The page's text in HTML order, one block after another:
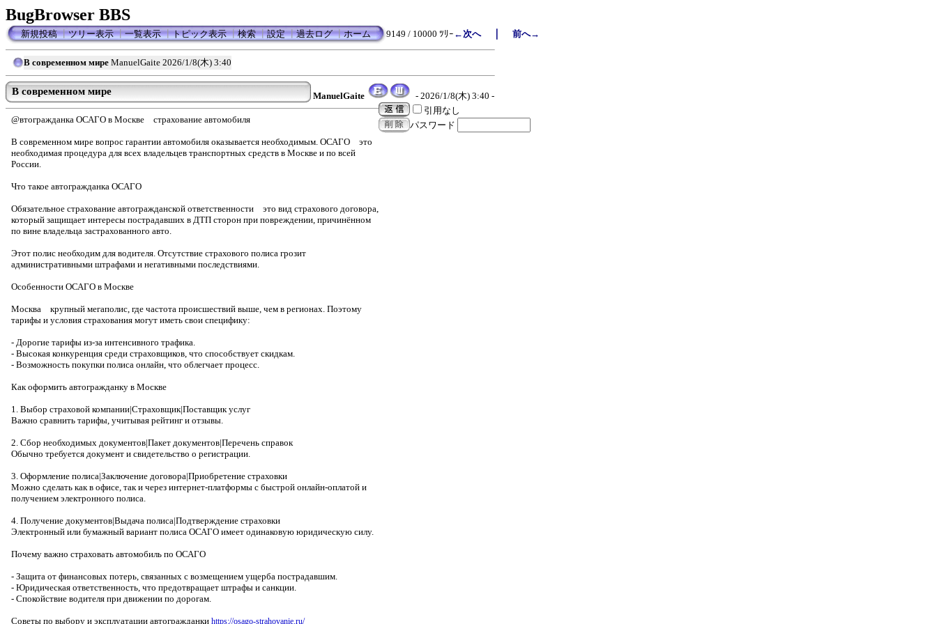
BugBrowser BBS
新規投稿┃ツリー表示┃一覧表示┃トピック表示┃検索┃設定┃過去ログ┃ホーム 9149 / 10000 ﾂﾘｰ ←次へ｜ 前へ→
B современном мире ManuelGaite 2026/1/8(木) 3:40
B современном мире ManuelGaite
- 2026/1/8(木) 3:40 -
引用なし
パスワード
@втогражданка ОСАГО в Москве страхование автомобиля
В современном мире вопрос гарантии автомобиля оказывается необходимым. ОСАГО это
необходимая процедура для всех владельцев транспортных средств в Москве и по всей
России.
Что такое автогражданка ОСАГО
Обязательное страхование автогражданской ответственности это вид страхового договора,
который защищает интересы пострадавших в ДТП сторон при повреждении, причинённом
по вине владельца застрахованного авто.
Этот полис необходим для водителя. Отсутствие страхового полиса грозит
административными штрафами и негативными последствиями.
Особенности ОСАГО в Москве
Москва крупный мегаполис, где частота происшествий выше, чем в регионах. Поэтому
тарифы и условия страхования могут иметь свои специфику:
- Дорогие тарифы из-за интенсивного трафика.
- Высокая конкуренция среди страховщиков, что способствует скидкам.
- Возможность покупки полиса онлайн, что облегчает процесс.
Как оформить автогражданку в Москве
1. Выбор страховой компании|Страховщик|Поставщик услуг
Важно сравнить тарифы, учитывая рейтинг и отзывы.
2. Сбор необходимых документов|Пакет документов|Перечень справок
Обычно требуется документ и свидетельство о регистрации.
3. Оформление полиса|Заключение договора|Приобретение страховки
Можно сделать как в офисе, так и через интернет-платформы с быстрой онлайн-оплатой и
получением электронного полиса.
4. Получение документов|Выдача полиса|Подтверждение страховки
Электронный или бумажный вариант полиса ОСАГО имеет одинаковую юридическую силу.
Почему важно страховать автомобиль по ОСАГО
- Защита от финансовых потерь, связанных с возмещением ущерба пострадавшим.
- Юридическая ответственность, что предотвращает штрафы и санкции.
- Спокойствие водителя при движении по дорогам.
Советы по выбору и эксплуатации автогражданки https://osago-strahovanie.ru/